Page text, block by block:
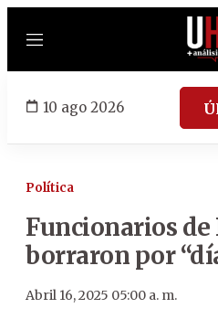
Menú
10 ago 2026
Política
Funcionarios de
borraron por
Abril 16, 2025 05:00 a. m.